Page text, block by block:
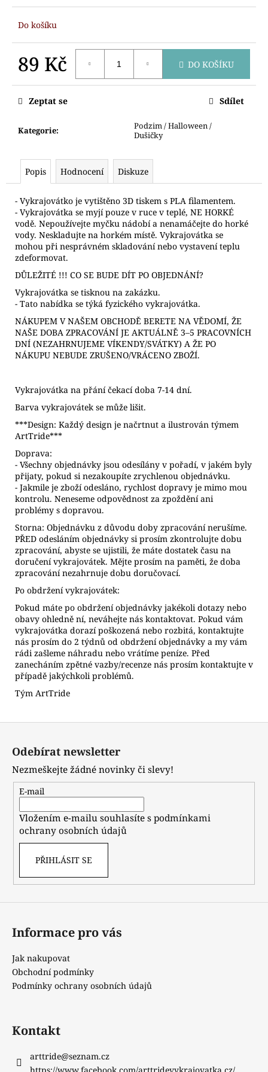
Do košíku
89 Kč DO KOŠÍKU
Kategorie:
Podzim / Halloween /
Dušičky
Zeptat se Sdílet
Popis Hodnocení Diskuze
- Vykrajovátko je vytištěno 3D tiskem s PLA filamentem.
- Vykrajovátka se myjí pouze v ruce v teplé, NE HORKÉ
vodě. Nepoužívejte myčku nádobí a nenamáčejte do horké
vody. Neskladujte na horkém místě. Vykrajovátka se
mohou při nesprávném skladování nebo vystavení teplu
zdeformovat.
DŮLEŽITÉ !!! CO SE BUDE DÍT PO OBJEDNÁNÍ?
Vykrajovátka se tisknou na zakázku.
- Tato nabídka se týká fyzického vykrajovátka.
NÁKUPEM V NAŠEM OBCHODĚ BERETE NA VĚDOMÍ, ŽE
NAŠE DOBA ZPRACOVÁNÍ JE AKTUÁLNĚ 3–5 PRACOVNÍCH
DNÍ (NEZAHRNUJEME VÍKENDY/SVÁTKY) A ŽE PO
NÁKUPU NEBUDE ZRUŠENO/VRÁCENO ZBOŽÍ.
Vykrajovátka na přání čekací doba 7-14 dní.
Barva vykrajovátek se může lišit.
***Design: Každý design je načrtnut a ilustrován týmem
ArtTride***
Doprava:
- Všechny objednávky jsou odesílány v pořadí, v jakém byly
přijaty, pokud si nezakoupíte zrychlenou objednávku.
- Jakmile je zboží odesláno, rychlost dopravy je mimo mou
kontrolu. Neneseme odpovědnost za zpoždění ani
problémy s dopravou.
Storna: Objednávku z důvodu doby zpracování nerušíme.
PŘED odesláním objednávky si prosím zkontrolujte dobu
zpracování, abyste se ujistili, že máte dostatek času na
doručení vykrajovátek. Mějte prosím na paměti, že doba
zpracování nezahrnuje dobu doručovací.
Po obdržení vykrajovátek:
Pokud máte po obdržení objednávky jakékoli dotazy nebo
obavy ohledně ní, neváhejte nás kontaktovat. Pokud vám
vykrajovátka dorazí poškozená nebo rozbitá, kontaktujte
nás prosím do 2 týdnů od obdržení objednávky a my vám
rádi zašleme náhradu nebo vrátíme peníze. Před
zanecháním zpětné vazby/recenze nás prosím kontaktujte v
případě jakýchkoli problémů.
Tým ArtTride
e
m
VYKRAJOVÁTKO
ČEPICÍ
Kč
Odebírat newsletter
Nezmeškejte žádné novinky či slevy!
E-mail
Vložením e-mailu souhlasíte spodmínkami
ochrany osobních údajů
PŘIHLÁSIT SE
Informace pro vás
Jak nakupovat
Obchodní podmínky
Podmínky ochrany osobních údajů
Kontakt
arttride@seznam.cz